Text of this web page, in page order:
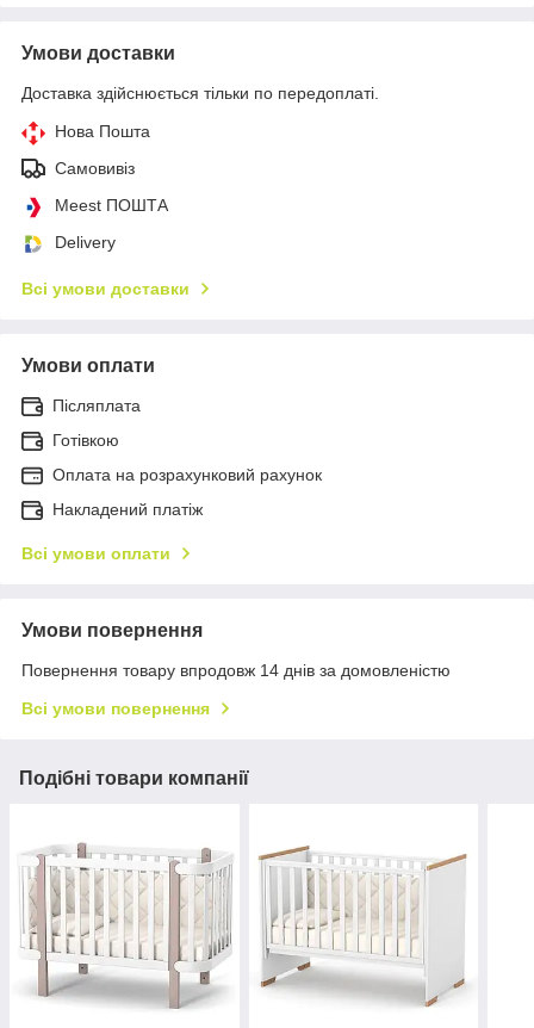
Умови доставки
Доставка здійснюється тільки по передоплаті.
Нова Пошта
Самовивіз
Meest ПОШТА
Delivery
Всі умови доставки
Умови оплати
Післяплата
Готівкою
Оплата на розрахунковий рахунок
Накладений платіж
Всі умови оплати
Умови повернення
Повернення товару впродовж 14 днів за домовленістю
Всі умови повернення
Подібні товари компанії